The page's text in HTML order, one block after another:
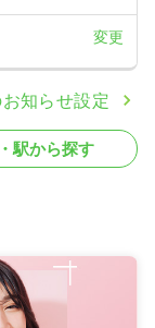
変更
知らせ設定
駅から探す